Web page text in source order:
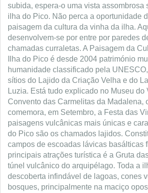
subida, espera-o uma vista assombrosa
ilha do Pico. Não perca a oportunidade
paisagem da cultura da vinha da ilha.
desenvolvem-se por entre por paredes
chamadas curraletas. A Paisagem da
Ilha do Pico é desde 2004 património
humanidade classificado pela
sítios do Lajido da Criação Velha e do
Luzia. Está tudo explicado no Museu do
Convento das Carmelitas da Madalena,
comemora, em Setembro, a Festa das
paisagens vulcânicas mais únicas e
do Pico são os chamados lajidos.
campos de escoadas lávicas basálticas
principais atrações turística é a Gruta
túnel vulcânico do arquipélago. Toda a
descoberta infindável de lagoas, cones
bosques, principalmente na maciço